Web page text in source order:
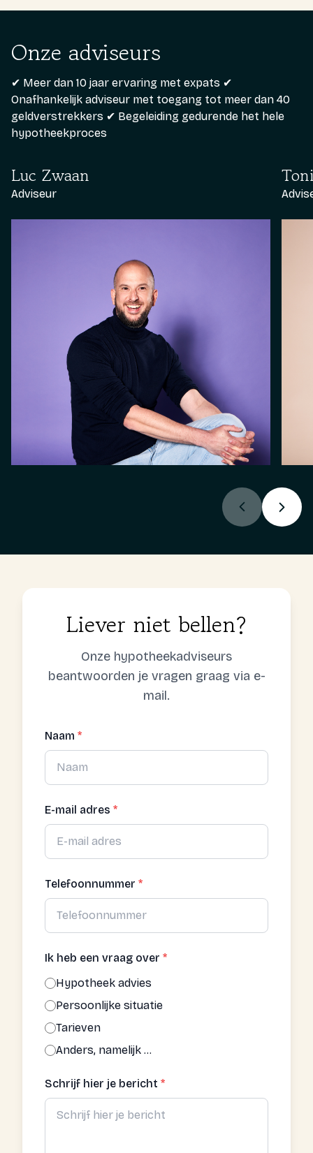
Onze adviseurs
✔ Meer dan 10 jaar ervaring met expats ✔
Onafhankelijk adviseur met toegang tot meer dan 40
geldverstrekkers ✔ Begeleiding gedurende het hele
hypotheekproces
Luc Zwaan
Adviseur
Liever niet bellen?
Onze hypotheekadviseurs
beantwoorden je vragen graag via e-
mail.
Naam *
E-mail adres *
Telefoonnummer *
Ik heb een vraag over *
Hypotheek advies
Persoonlijke situatie
Tarieven
Anders, namelijk ...
Schrijf hier je bericht *